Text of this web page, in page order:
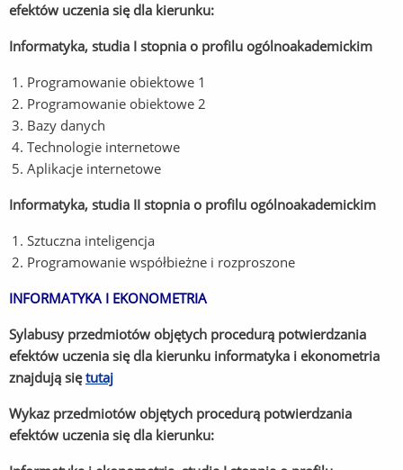
efektów uczenia się dla kierunku:
Informatyka, studia I stopnia o profilu ogólnoakademickim
Programowanie obiektowe 1
Programowanie obiektowe 2
Bazy danych
Technologie internetowe
Aplikacje internetowe
Informatyka, studia II stopnia o profilu ogólnoakademickim
Sztuczna inteligencja
Programowanie współbieżne i rozproszone
INFORMATYKA I EKONOMETRIA
Sylabusy przedmiotów objętych procedurą potwierdzania
efektów uczenia się dla kierunku informatyka i ekonometria
znajdują siętutaj
Wykaz przedmiotów objętych procedurą potwierdzania
efektów uczenia się dla kierunku: